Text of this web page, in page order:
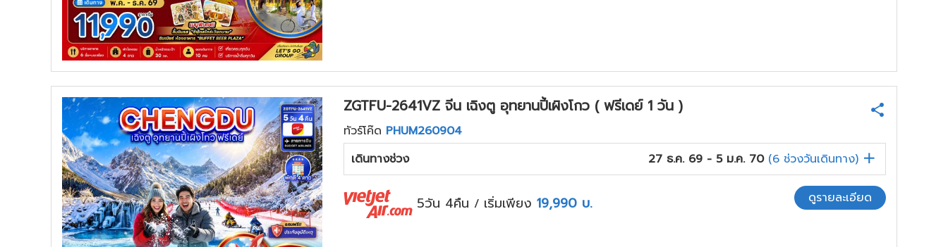
ZGTFU-2641VZ จีน เฉิงตู อุทยานปี้เผิงโกว ( ฟรีเดย์ 1 วัน )
ทัวร์โค๊ด PHUM260904
เดินทางช่วง
27 ธ.ค. 69 - 5 ม.ค. 70 (6ช่วงวันเดินทาง)
5วัน 4คืน / เริ่มเพียง19,990 บ. ดูรายละเอียด